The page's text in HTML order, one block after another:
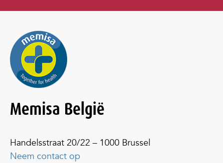
Memisa België
Handelsstraat 20/22 – 1000 Brussel
Neem contact op